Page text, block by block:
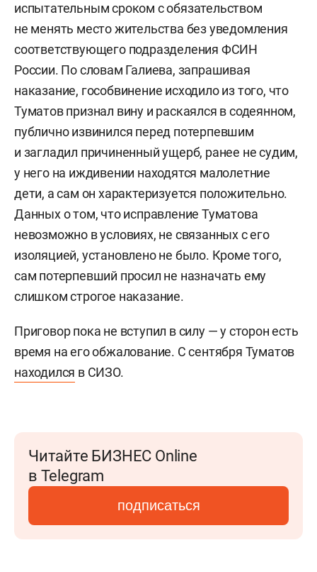
испытательным сроком с обязательством
не менять место жительства без уведомления
соответствующего подразделения ФСИН
России. По словам Галиева, запрашивая
наказание, гособвинение исходило из того, что
Туматов признал вину и раскаялся в содеянном,
публично извинился перед потерпевшим
и загладил причиненный ущерб, ранее не судим,
у него на иждивении находятся малолетние
дети, а сам он характеризуется положительно.
Данных о том, что исправление Туматова
невозможно в условиях, не связанных с его
изоляцией, установлено не было. Кроме того,
сам потерпевший просил не назначать ему
слишком строгое наказание.
Приговор пока не вступил в силу — у сторон есть
время на его обжалование. С сентября Туматов
находился в СИЗО.
Читайте БИЗНЕС Online
в Telegram
подписаться